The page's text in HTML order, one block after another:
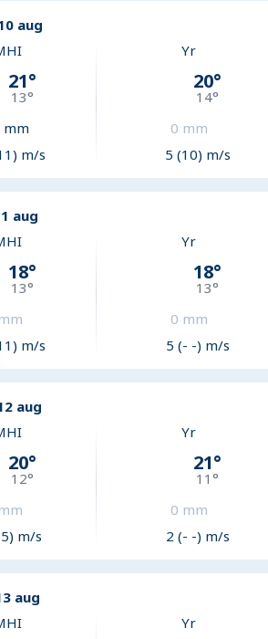
aug
21°
13°
mm
m/s
Yr
20°
14°
0 mm
5 (10) m/s
aug
18°
13°
mm
m/s
Yr
18°
13°
0 mm
5 (- -) m/s
aug
20°
12°
mm
m/s
Yr
21°
11 °
0 mm
2 (- -) m/s
aug
Yr